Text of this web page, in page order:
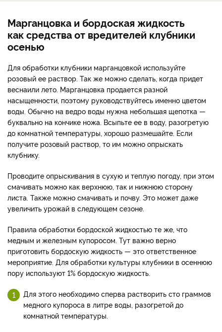
Марганцовка и бордоская жидкость
как средства от вредителей клубники
осенью
Для обработки клубники марганцовкой используйте
розовый ее раствор. Так же можно сделать, когда придет
веснаили лето. Марганцовка продается разной
насыщенности, поэтому руководствуйтесь именно цветом
воды. Обычно на ведро воды нужна небольшая щепотка —
буквально на кончике ножа. Всыпьте ее в воду, разогретую
до комнатной температуры, хорошо размешайте. Если
получите розовый раствор, то им можно опрыскать
клубнику.
Проводите опрыскивания в сухую и теплую погоду, при этом
смачивать можно как верхнюю, так и нижнюю сторону
листа. Также можно смачивать и почву. Это может даже
увеличить урожай в следующем сезоне.
Правила обработки бордоской жидкостью те же, что
медным и железным купоросом. Тут важно верно
приготовить бордоскую жидкость — это ответственное
мероприятие. Для обработки культуры клубники в осеннюю
пору используют 1% бордоскую жидкость.
Для этого необходимо сперва растворить сто граммов
медного купороса в литре воды, разогретой до
комнатной температуры.